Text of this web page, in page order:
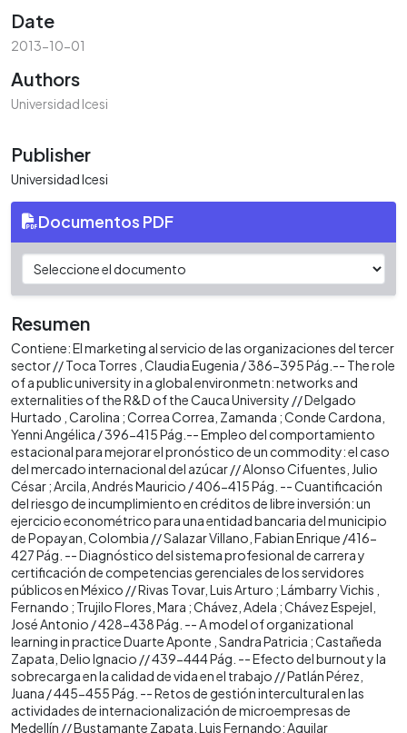
Date
2013-10-01
Authors
Universidad Icesi
Publisher
Universidad Icesi
Documentos PDF
Resumen
Contiene: El marketing al servicio de las organizaciones del tercer
sector // Toca Torres , Claudia Eugenia / 386-395 Pág.-- The role
of a public university in a global environmetn: networks and
externalities of the R&D of the Cauca University // Delgado
Hurtado , Carolina ; Correa Correa, Zamanda ; Conde Cardona,
Yenni Angélica / 396-415 Pág.-- Empleo del comportamiento
estacional para mejorar el pronóstico de un commodity: el caso
del mercado internacional del azúcar // Alonso Cifuentes, Julio
César ; Arcila, Andrés Mauricio / 406-415 Pág. -- Cuantificación
del riesgo de incumplimiento en créditos de libre inversión: un
ejercicio econométrico para una entidad bancaria del municipio
de Popayan, Colombia // Salazar Villano, Fabian Enrique /416-
427 Pág. -- Diagnóstico del sistema profesional de carrera y
certificación de competencias gerenciales de los servidores
públicos en México // Rivas Tovar, Luis Arturo ; Lámbarry Vichis ,
Fernando ; Trujilo Flores, Mara ; Chávez, Adela ; Chávez Espejel,
José Antonio / 428-438 Pág. -- A model of organizational
learning in practice Duarte Aponte , Sandra Patricia ; Castañeda
Zapata, Delio Ignacio // 439-444 Pág. -- Efecto del burnout y la
sobrecarga en la calidad de vida en el trabajo // Patlán Pérez,
Juana / 445-455 Pág. -- Retos de gestión intercultural en las
actividades de internacionalización de microempresas de
Medellín // Bustamante Zapata, Luis Fernando; Aguilar